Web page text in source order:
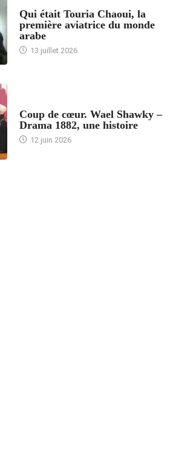
Qui était Touria Chaoui, la
première aviatrice du monde
arabe
13 juillet 2026
Coup de cœur. Wael Shawky –
Drama 1882, une histoire
12 juin 2026